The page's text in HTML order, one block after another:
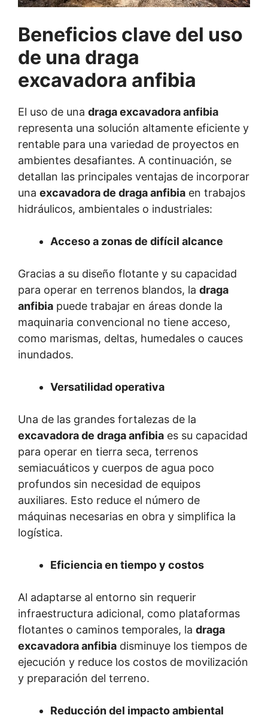
Beneficios clave del uso
de una draga
excavadora anfibia
El uso de una draga excavadora anfibia
representa una solución altamente eficiente y
rentable para una variedad de proyectos en
ambientes desafiantes. A continuación, se
detallan las principales ventajas de incorporar
una excavadora de draga anfibia en trabajos
hidráulicos, ambientales o industriales:
Acceso a zonas de difícil alcance
Gracias a su diseño flotante y su capacidad
para operar en terrenos blandos, la draga
anfibia puede trabajar en áreas donde la
maquinaria convencional no tiene acceso,
como marismas, deltas, humedales o cauces
inundados.
Versatilidad operativa
Una de las grandes fortalezas de la
excavadora de draga anfibia es su capacidad
para operar en tierra seca, terrenos
semiacuáticos y cuerpos de agua poco
profundos sin necesidad de equipos
auxiliares. Esto reduce el número de
máquinas necesarias en obra y simplifica la
logística.
Eficiencia en tiempo y costos
Al adaptarse al entorno sin requerir
infraestructura adicional, como plataformas
flotantes o caminos temporales, la draga
excavadora anfibia disminuye los tiempos de
ejecución y reduce los costos de movilización
y preparación del terreno.
Reducción del impacto ambiental